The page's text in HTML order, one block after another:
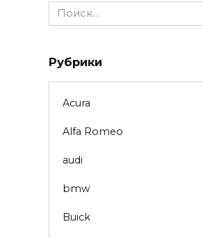
Search
for:
Рубрики
Acura
Alfa Romeo
audi
bmw
Buick